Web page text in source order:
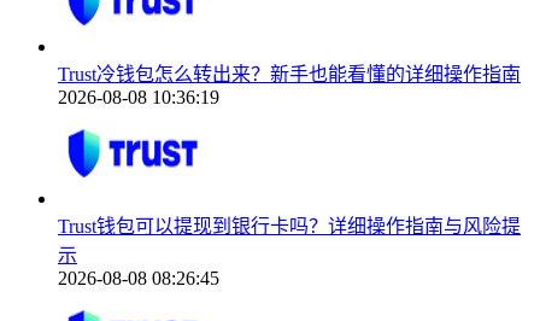
Trust冷钱包怎么转出来？新手也能看懂的详细操作指南
2026-08-08 10:36:19
Trust钱包可以提现到银行卡吗？详细操作指南与风险提
示
2026-08-08 08:26:45